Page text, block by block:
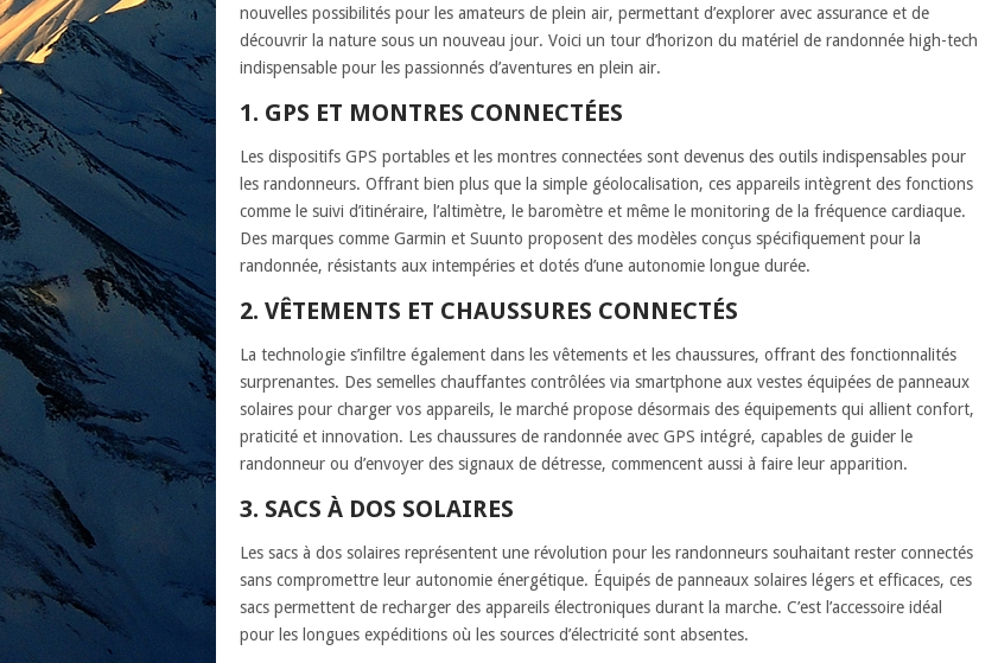
nouvelles possibilités pour les amateurs de plein air, permettant d’explorer avec assurance et de
découvrir la nature sous un nouveau jour. Voici un tour d’horizon du matériel de randonnée high-tech
indispensable pour les passionnés d’aventures en plein air.
1. GPS ET MONTRES CONNECTÉES
Les dispositifs GPS portables et les montres connectées sont devenus des outils indispensables pour
les randonneurs. Offrant bien plus que la simple géolocalisation, ces appareils intègrent des fonctions
comme le suivi d’itinéraire, l’altimètre, le baromètre et même le monitoring de la fréquence cardiaque.
Des marques comme Garmin et Suunto proposent des modèles conçus spécifiquement pour la
randonnée, résistants aux intempéries et dotés d’une autonomie longue durée.
2. VÊTEMENTS ET CHAUSSURES CONNECTÉS
La technologie s’infiltre également dans les vêtements et les chaussures, offrant des fonctionnalités
surprenantes. Des semelles chauffantes contrôlées via smartphone aux vestes équipées de panneaux
solaires pour charger vos appareils, le marché propose désormais des équipements qui allient confort,
praticité et innovation. Les chaussures de randonnée avec GPS intégré, capables de guider le
randonneur ou d’envoyer des signaux de détresse, commencent aussi à faire leur apparition.
3. SACS À DOS SOLAIRES
Les sacs à dos solaires représentent une révolution pour les randonneurs souhaitant rester connectés
sans compromettre leur autonomie énergétique. Équipés de panneaux solaires légers et efficaces, ces
sacs permettent de recharger des appareils électroniques durant la marche. C’est l’accessoire idéal
pour les longues expéditions où les sources d’électricité sont absentes.